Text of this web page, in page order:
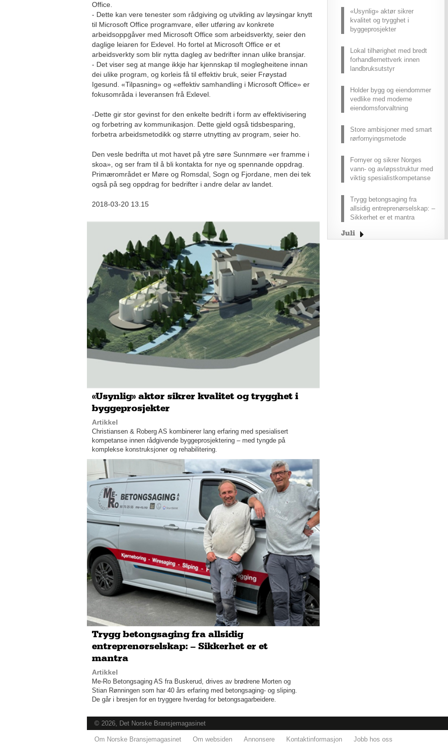
Office.
- Dette kan vere tenester som rådgiving og utvikling av løysingar knytt
til Microsoft Office programvare, eller utføring av konkrete
arbeidsoppgåver med Microsoft Office som arbeidsverkty, seier den
daglige leiaren for Exlevel. Ho fortel at Microsoft Office er et
arbeidsverkty som blir nytta dagleg av bedrifter innan ulike bransjar.
- Det viser seg at mange ikkje har kjennskap til moglegheitene innan
dei ulike program, og korleis få til effektiv bruk, seier Frøystad
Igesund. «Tilpasning» og «effektiv samhandling i Microsoft Office» er
fokusområda i leveransen frå Exlevel.
-Dette gir stor gevinst for den enkelte bedrift i form av effektivisering
og forbetring av kommunikasjon. Dette gjeld også tidsbesparing,
forbetra arbeidsmetodikk og større utnytting av program, seier ho.
Den vesle bedrifta ut mot havet på ytre søre Sunnmøre «er framme i
skoa», og ser fram til å bli kontakta for nye og spennande oppdrag.
Primærområdet er Møre og Romsdal, Sogn og Fjordane, men dei tek
også på seg oppdrag for bedrifter i andre delar av landet.
2018-03-20 13.15
«Usynlig» aktør sikrer kvalitet og trygghet i
byggeprosjekter
Artikkel
Christiansen & Roberg AS kombinerer lang erfaring med spesialisert
kompetanse innen rådgivende byggeprosjektering – med tyngde på
komplekse konstruksjoner og rehabilitering.
Trygg betongsaging fra allsidig
entreprenørselskap: – Sikkerhet er et
mantra
Artikkel
Me-Ro Betongsaging AS fra Buskerud, drives av brødrene Morten og
Stian Rønningen som har 40 års erfaring med betongsaging- og sliping.
De går i bresjen for en tryggere hverdag for betongsagarbeidere.
«Usynlig» aktør sikrer
kvalitet og trygghet i
byggeprosjekter
Lokal tilhørighet med bredt
forhandlernettverk innen
landbruksutstyr
Holder bygg og eiendommer
vedlike med moderne
eiendomsforvaltning
Store ambisjoner med smart
rørfornyingsmetode
Fornyer og sikrer Norges
vann- og avløpsstruktur med
viktig spesialistkompetanse
Trygg betongsaging fra
allsidig entreprenørselskap: –
Sikkerhet er et mantra
Juli
Du har vel hørt om
© 2026, Det Norske Bransjemagasinet
Om Norske Bransjemagasinet Om websiden Annonsere Kontaktinformasjon Jobb hos oss